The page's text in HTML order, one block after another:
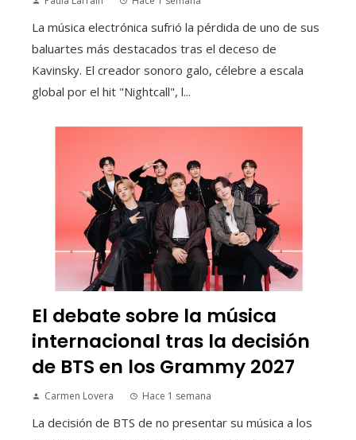
La música electrónica sufrió la pérdida de uno de sus
baluartes más destacados tras el deceso de
Kavinsky. El creador sonoro galo, célebre a escala
global por el hit "Nightcall", l...
El debate sobre la música
internacional tras la decisión
de BTS en los Grammy 2027
Carmen Lovera Hace 1 semana
La decisión de BTS de no presentar su música a los